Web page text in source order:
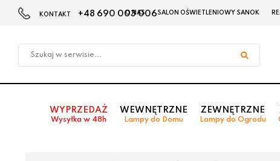
w
KONTAKT +48 690 003 006
O NAS SALON OŚWIETLENIOWY SANOK
WYPRZEDAŻ
Wysyłka w 48h
WEWNĘTRZNE
Lampy do Domu
ZEWNĘTRZNE
Lampy do Ogrodu